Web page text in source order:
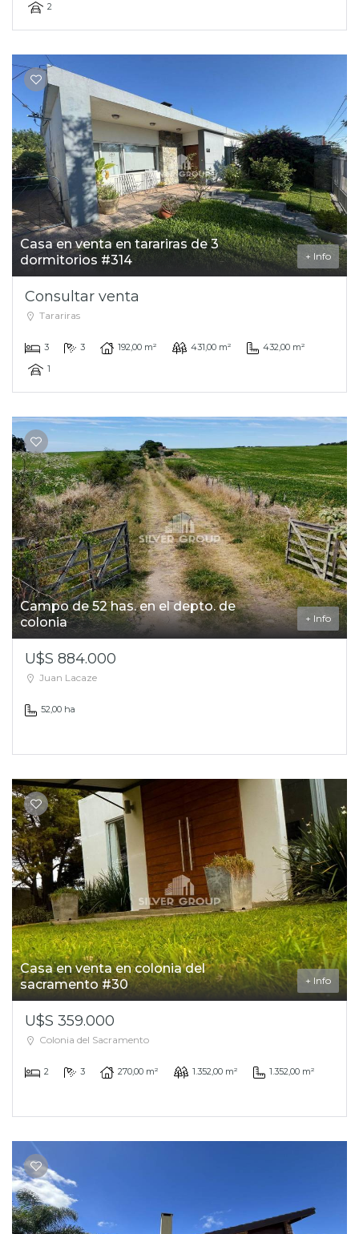
2
Casa en venta en tarariras de 3
dormitorios #314
+ Info
Consultar venta
Tarariras
3 3 192,00 m² 431,00 m²
432,00 m²
1
Campo de 52 has. en el depto. de
colonia
+ Info
U$S 884.000
Juan Lacaze
52,00 ha
Casa en venta en colonia del
sacramento #30
+ Info
U$S 359.000
Colonia del Sacramento
2 3 270,00 m² 1.352,00 m² 1.352,00 m²